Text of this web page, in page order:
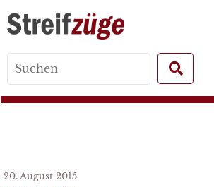
for:
20. August 2015